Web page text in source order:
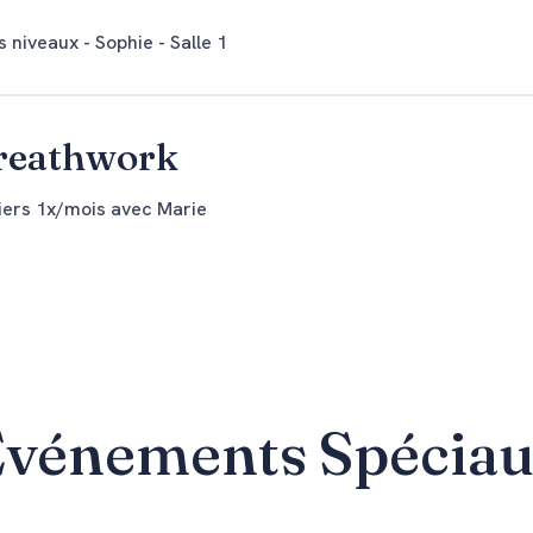
niveaux - Sophie - Salle 1
1x/mois avec Marie